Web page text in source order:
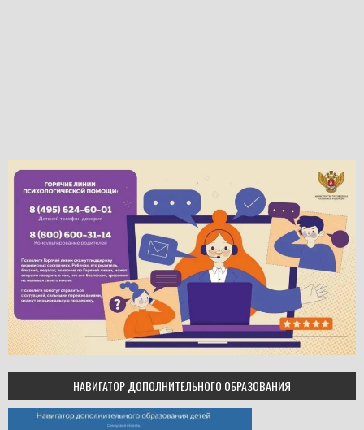
НАВИГАТОР ДОПОЛНИТЕЛЬНОГО ОБРАЗОВАНИЯ